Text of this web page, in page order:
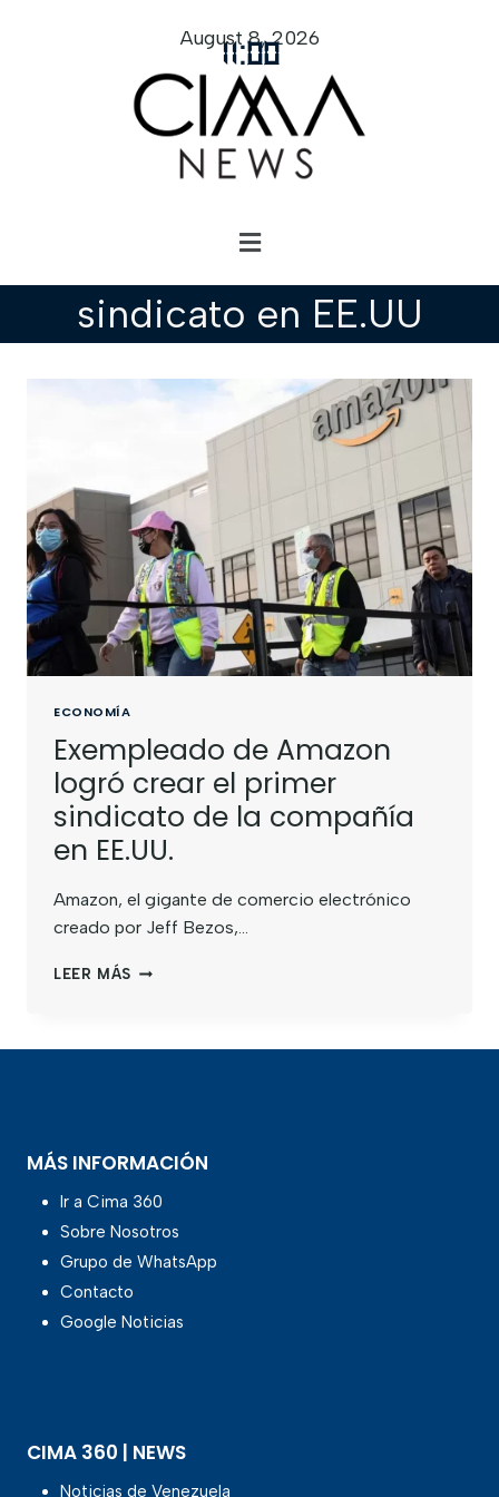
11:00
August 8, 2026
sindicato en EE.UU
ECONOMÍA
Exempleado de Amazon
logró crear el primer
sindicato de la compañía
en EE.UU.
Amazon, el gigante de comercio electrónico
creado por Jeff Bezos,…
LEER MÁS
MÁS INFORMACIÓN
Ir a Cima 360
Sobre Nosotros
Grupo de WhatsApp
Contacto
Google Noticias
CIMA 360 | NEWS
Noticias de Venezuela